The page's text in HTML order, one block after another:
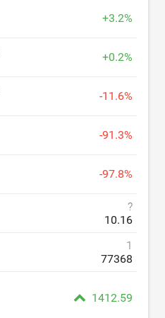
+3.2%
+0.2%
-11.6%
-91.3%
-97.8%
?
10.16
1
77368
1412.59